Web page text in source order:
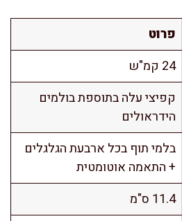
פרוט
24 קמ"ש
קפיצי עלה בתוספת בולמים
הידראולים
בלמי תוף בכל ארבעת הגלגלים
+ התאמה אוטומטית
11.4 ס"מ